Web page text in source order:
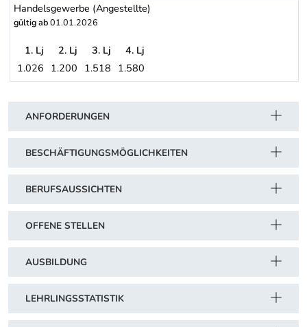
Handelsgewerbe (Angestellte)
gültig ab01.01.2026
Handelsgewerbe (Angestellte)
1. Lj 2. Lj 3. Lj
4. Lj
1.026 1.200 1.518 1.580
ANFORDERUNGEN
BESCHÄFTIGUNGSMÖGLICHKEITEN
BERUFSAUSSICHTEN
OFFENE STELLEN
AUSBILDUNG
LEHRLINGSSTATISTIK